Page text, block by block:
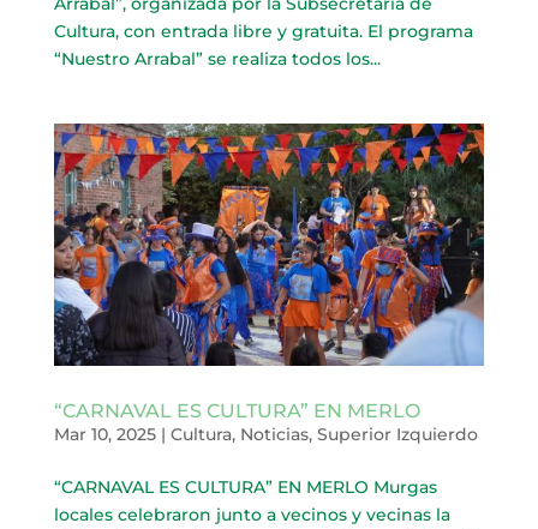
Cultura, con entrada libre y gratuita. El programa
“Nuestro Arrabal” se realiza todos los...
“CARNAVAL ES CULTURA” EN MERLO
Mar 10, 2025| Cultura, Noticias, Superior Izquierdo
“CARNAVAL ES CULTURA” EN MERLO Murgas
locales celebraron junto a vecinos y vecinas la